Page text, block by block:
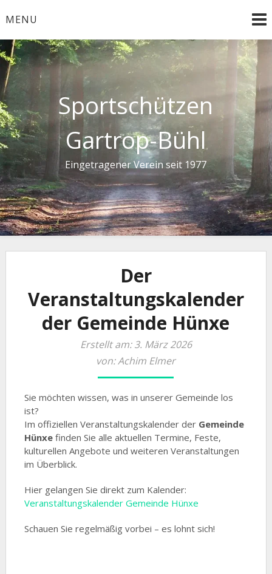
toMENU
Sportschützen
Gartrop-Bühl
Eingetragener Verein seit 1977
Der
Veranstaltungskalender
der Gemeinde Hünxe
Erstellt am: 3. März 2026
von: Achim Elmer
Sie möchten wissen, was in unserer Gemeinde los
ist?
Im offiziellen Veranstaltungskalender der Gemeinde
Hünxefinden Sie alle aktuellen Termine, Feste,
kulturellen Angebote und weiteren Veranstaltungen
im Überblick.
Hier gelangen Sie direkt zum Kalender:
Veranstaltungskalender Gemeinde Hünxe
Schauen Sie regelmäßig vorbei – es lohnt sich!